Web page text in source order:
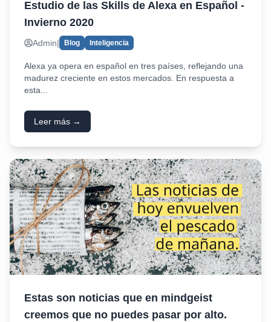
Estudio de las Skills de Alexa en Español -
Invierno 2020
Admin| Blog Inteligencia
Alexa ya opera en español en tres países, reflejando una
madurez creciente en estos mercados. En respuesta a
esta...
Leer más →
Estas son noticias que en mindgeist
creemos que no puedes pasar por alto.